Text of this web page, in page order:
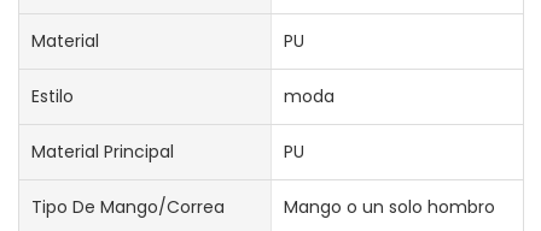
Material PU
Estilo moda
Material Principal PU
Tipo De Mango/correa Mango o un solo hombro